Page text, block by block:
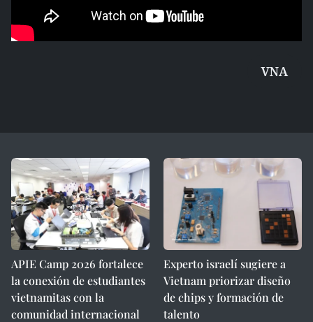
VNA
APIE Camp 2026 fortalece
la conexión de estudiantes
vietnamitas con la
comunidad internacional
Experto israelí sugiere a
Vietnam priorizar diseño
de chips y formación de
talento